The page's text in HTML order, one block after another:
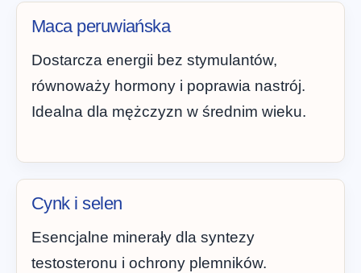
Maca peruwiańska
Dostarcza energii bez stymulantów,
równoważy hormony i poprawia nastrój.
Idealna dla mężczyzn w średnim wieku.
Cynk i selen
Esencjalne minerały dla syntezy
testosteronu i ochrony plemników.